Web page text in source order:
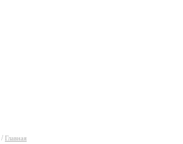
/ Главная